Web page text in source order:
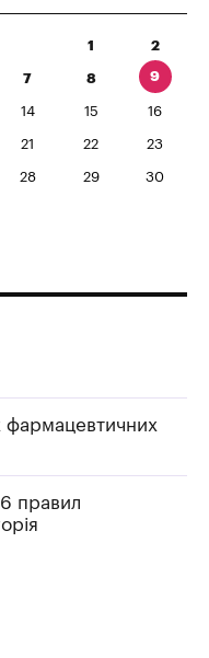
1 2
7 8 9
14 15 16
21 22 23
28 29 30
фармацевтичних
правил